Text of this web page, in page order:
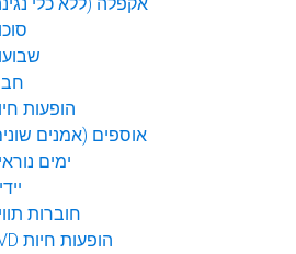
הופעות
אוספים (אמנים
ימים
חוברות
DVD הופעות חיות